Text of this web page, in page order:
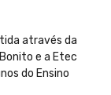
através da
e a Etec
do Ensino